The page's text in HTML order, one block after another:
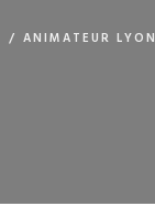
/ ANIMATEUR LYON